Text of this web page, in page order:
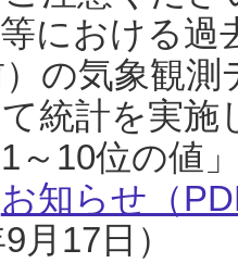
における過
）の気象観
統計を実
～10位の値
お知らせ（
月17日）